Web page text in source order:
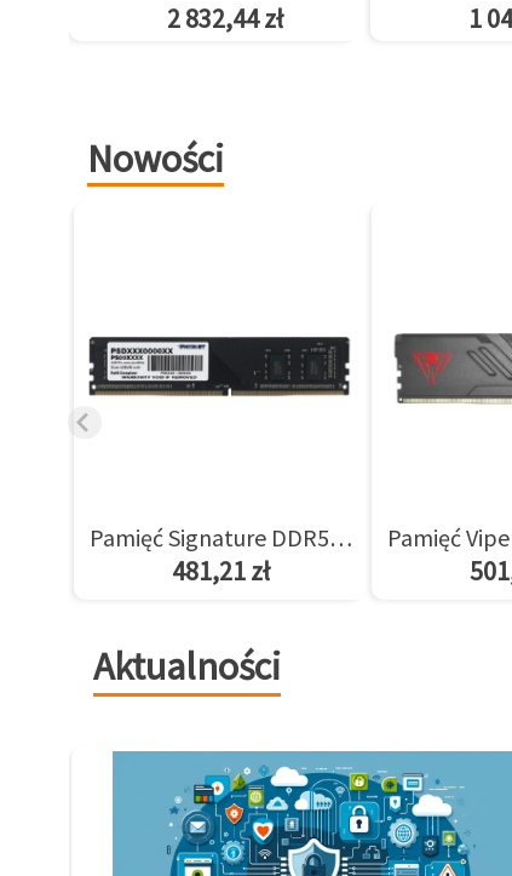
2 832,44 zł 1
Nowości
Pamięć Signature DDR5 8GB/5600(1*8GB) CL46
481,21 zł
Aktualności